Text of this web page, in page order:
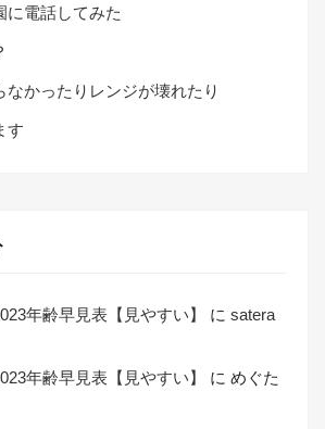
に電話してみた
なかったりレンジが壊れたり
す
年齢早見表【見やすい】 に satera
年齢早見表【見やすい】 に めぐた